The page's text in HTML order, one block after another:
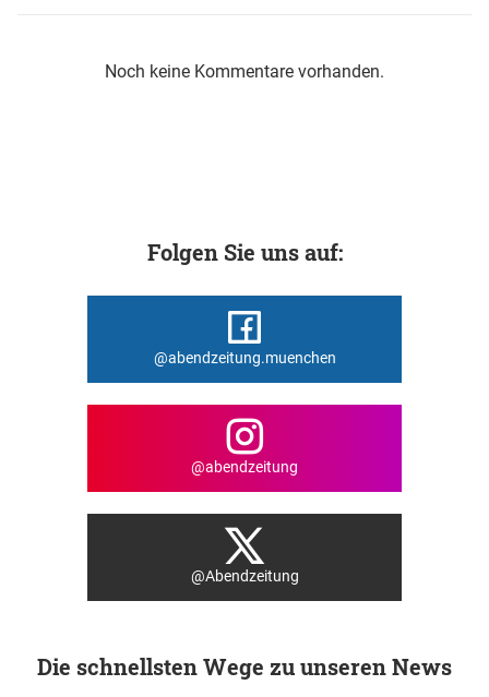
Noch keine Kommentare vorhanden.
Folgen Sie uns auf:
@abendzeitung.muenchen
@abendzeitung
@Abendzeitung
Die schnellsten Wege zu unseren News